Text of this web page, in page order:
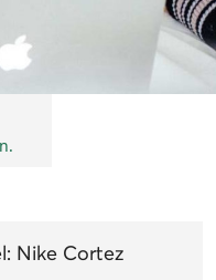
Kultura
Nike Cortez